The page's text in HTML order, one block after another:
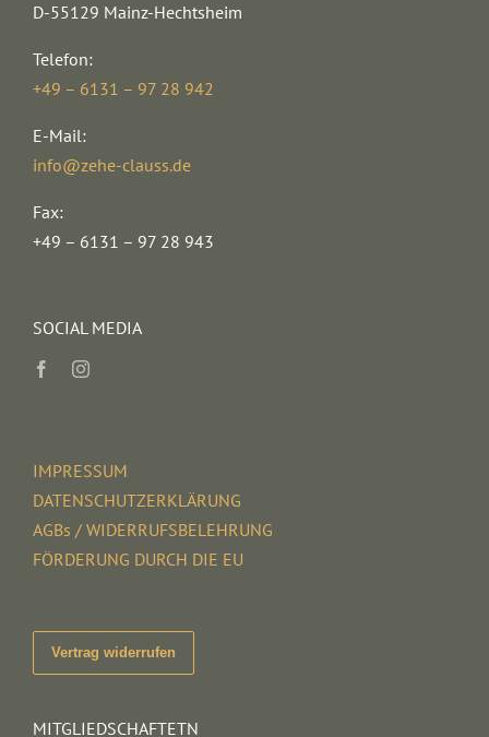
D-55129 Mainz-Hechtsheim
Telefon:
+49 – 6131 – 97 28 942
E-Mail:
info@zehe-clauss.de
Fax:
+49 – 6131 – 97 28 943
SOCIAL MEDIA
IMPRESSUM
DATENSCHUTZERKLÄRUNG
AGBs / WIDERRUFSBELEHRUNG
FÖRDERUNG DURCH DIE EU
Vertrag widerrufen
MITGLIEDSCHAFTETN